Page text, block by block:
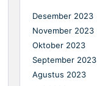
Desember 2023
November 2023
Oktober 2023
September 2023
Agustus 2023